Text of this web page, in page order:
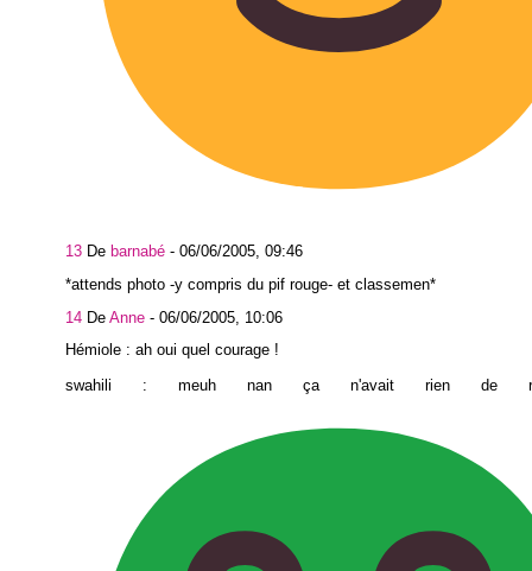
13 De barnabé - 06/06/2005, 09:46
*attends photo -y compris du pif rouge- et classemen*
14 De Anne - 06/06/2005, 10:06
Hémiole : ah oui quel courage !
swahili : meuh nan ça n'avait rien de